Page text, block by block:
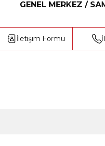
GENEL MERKEZ /
İletişim Formu